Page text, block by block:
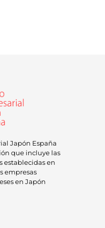
Japón España
que incluye las
establecidas en
empresas
en Japón